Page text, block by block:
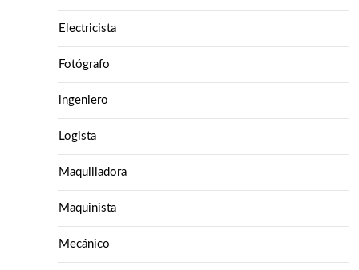
Electricista
Fotógrafo
ingeniero
Logista
Maquilladora
Maquinista
Mecánico